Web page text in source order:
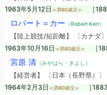
1963年5月12日 ≪満80歳没≫ ［
ロバート＝カー （Robert Kerr）
【陸上競技/短距離】 〔カナダ〕
1963年10月16日 ≪満80歳没≫ ［
宮原 清（みやはら・きよし）
【経営者】 〔日本（長野県）
1964年2月3日 ≪満80歳没≫ ［1883